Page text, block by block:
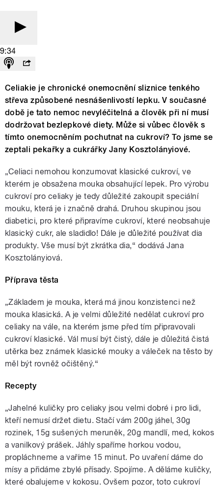
9:34
Celiakie je chronické onemocnění sliznice tenkého
střeva způsobené nesnášenlivostí lepku. V současné
době je tato nemoc nevyléčitelná a člověk při ní musí
dodržovat bezlepkové diety. Může si vůbec člověk s
tímto onemocněním pochutnat na cukroví? To jsme se
zeptali pekařky a cukrářky Jany Kosztolányiové.
„Celiaci nemohou konzumovat klasické cukroví, ve
kterém je obsažena mouka obsahující lepek. Pro výrobu
cukroví pro celiaky je tedy důležité zakoupit speciální
mouku, která je i značně drahá. Druhou skupinou jsou
diabetici, pro které připravíme cukroví, které neobsahuje
klasický cukr, ale sladidlo! Dále je důležité používat dia
produkty. Vše musí být zkrátka dia,“ dodává Jana
Kosztolányiová.
Příprava těsta
„Základem je mouka, která má jinou konzistenci než
mouka klasická. A je velmi důležité nedělat cukroví pro
celiaky na vále, na kterém jsme před tím připravovali
cukroví klasické. Vál musí být čistý, dále je důležitá čistá
utěrka bez známek klasické mouky a váleček na těsto by
měl být rovněž očištěný.“
Recepty
„Jahelné kuličky pro celiaky jsou velmi dobré i pro lidi,
kteří nemusí držet dietu. Stačí vám 200g jáhel, 30g
rozinek, 15g sušených meruněk, 20g mandlí, med, kokos
a vanilkový prášek. Jáhly spaříme horkou vodou,
propláchneme a vaříme 15 minut. Po uvaření dáme do
mísy a přidáme zbylé přísady. Spojíme. A děláme kuličky,
které obalujeme v kokosu. Ovšem pozor, toto cukroví